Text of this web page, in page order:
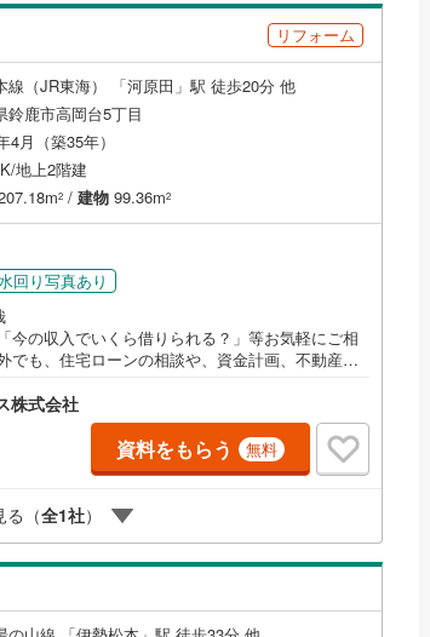
リフォーム
線（JR東海） 「河原田」駅 徒歩20分 他
鈴鹿市高岡台5丁目
4月（築35年）
地上2階建
2 / 建物 99.36m2
回り写真あり
今の収入でいくら借りられる？」等お気軽にご相
でも、住宅ローンの相談や、資金計画、不動産購
株式会社
資料をもらう 無料
る（全1社）
住宅性能評価付き（4）
） IT重説可（38）